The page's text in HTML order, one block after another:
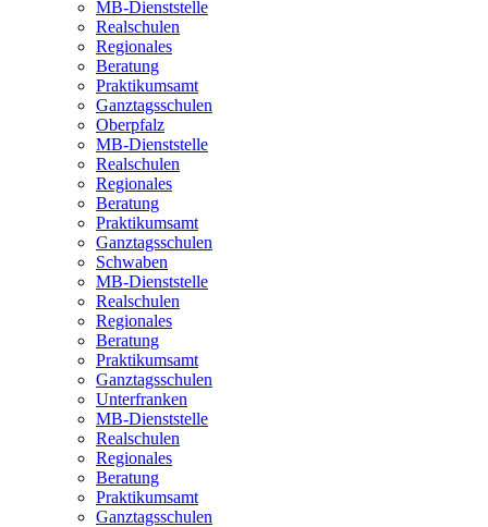
MB-Dienststelle
Realschulen
Regionales
Beratung
Praktikumsamt
Ganztagsschulen
Oberpfalz
MB-Dienststelle
Realschulen
Regionales
Beratung
Praktikumsamt
Ganztagsschulen
Schwaben
MB-Dienststelle
Realschulen
Regionales
Beratung
Praktikumsamt
Ganztagsschulen
Unterfranken
MB-Dienststelle
Realschulen
Regionales
Beratung
Praktikumsamt
Ganztagsschulen